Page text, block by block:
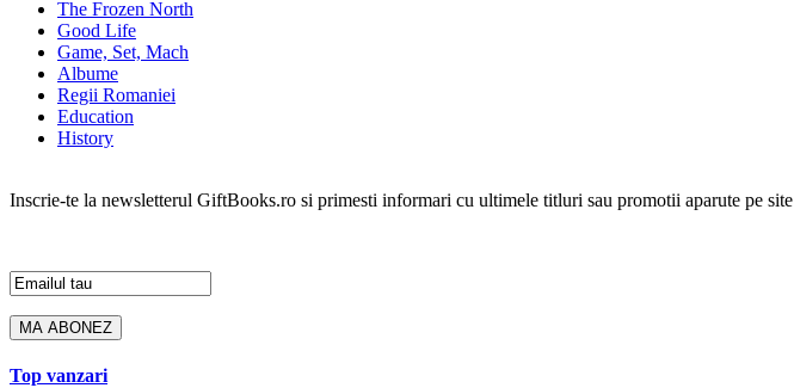
The Frozen North
Good Life
Game, Set, Mach
Albume
Regii Romaniei
Education
History
Inscrie-te la newsletterul GiftBooks.ro si primesti informari cu ultimele titluri sau promotii aparute pe site
Top vanzari